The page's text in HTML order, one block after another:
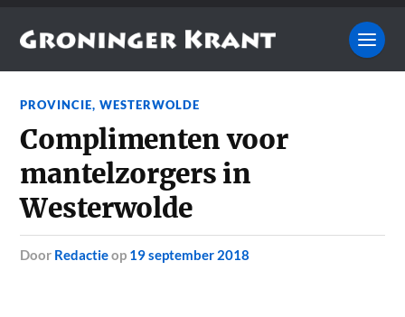
PROVINCIE,WESTERWOLDE
Complimenten voor
mantelzorgers in
Westerwolde
door Redactieop 19 september 2018